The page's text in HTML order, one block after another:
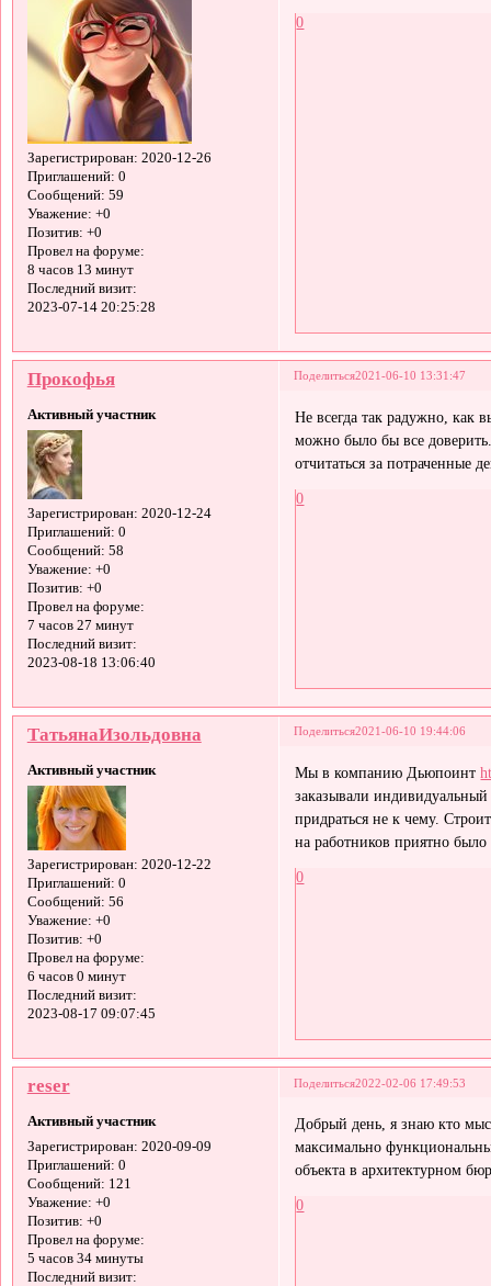
Зарегистрирован: 2020-12-26
Приглашений: 0
Сообщений: 59
Уважение: +0
Позитив: +0
Провел на форуме:
8 часов 13 минут
Последний визит:
2023-07-14 20:25:28
0
Поделиться2021-06-10 13:31:47
Прокофья
Активный участник
Зарегистрирован: 2020-12-24
Приглашений: 0
Сообщений: 58
Уважение: +0
Позитив: +0
Провел на форуме:
7 часов 27 минут
Последний визит:
2023-08-18 13:06:40
Не всегда так радужно, как
можно было бы все
отчитаться за потраченные
0
Поделиться2021-06-10 19:44:06
ТатьянаИзольдовна
Активный участник
Зарегистрирован: 2020-12-22
Приглашений: 0
Сообщений: 56
Уважение: +0
Позитив: +0
Провел на форуме:
6 часов 0 минут
Последний визит:
2023-08-17 09:07:45
Мы в компанию Дьюпоинт
заказывали
придраться не к чему.
на работников приятно было
0
Поделиться2022-02-06 17:49:53
reser
Активный участник
Зарегистрирован: 2020-09-09
Приглашений: 0
Сообщений: 121
Уважение: +0
Позитив: +0
Провел на форуме:
5 часов 34 минуты
Последний визит:
Добрый день, я знаю кто
максимально
объекта в архитектурном
0